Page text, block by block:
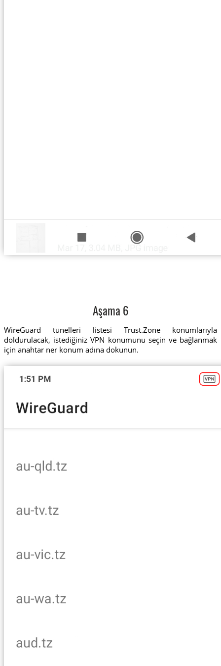
Aşama 6
WireGuard tünelleri listesi Trust.Zone konumlarıyla
doldurulacak, istediğiniz VPN konumunu seçin ve bağlanmak
için anahtar ner konum adına dokunun.